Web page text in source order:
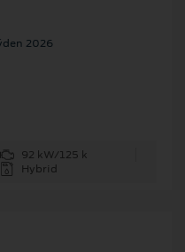
2026
92 kW/125 k
Hybrid